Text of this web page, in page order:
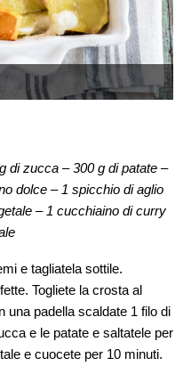
di zucca – 300 g di patate –
dolce – 1 spicchio di aglio
– 1 cucchiaino di curry
e tagliatela sottile.
Togliete la crosta al
una padella scaldate 1 filo di
e le patate e saltatele per
e cuocete per 10 minuti.